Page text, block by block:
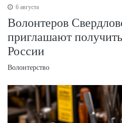
6 августа
Волонтеров
приглашают
России
Волонтерство